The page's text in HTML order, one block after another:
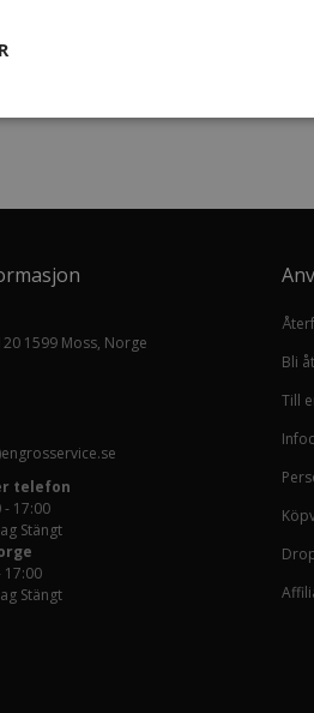
i kundvagn
1599 Moss, Norge
telefon
- 17:00
Stängt
17:00
Stängt
Bli
Till